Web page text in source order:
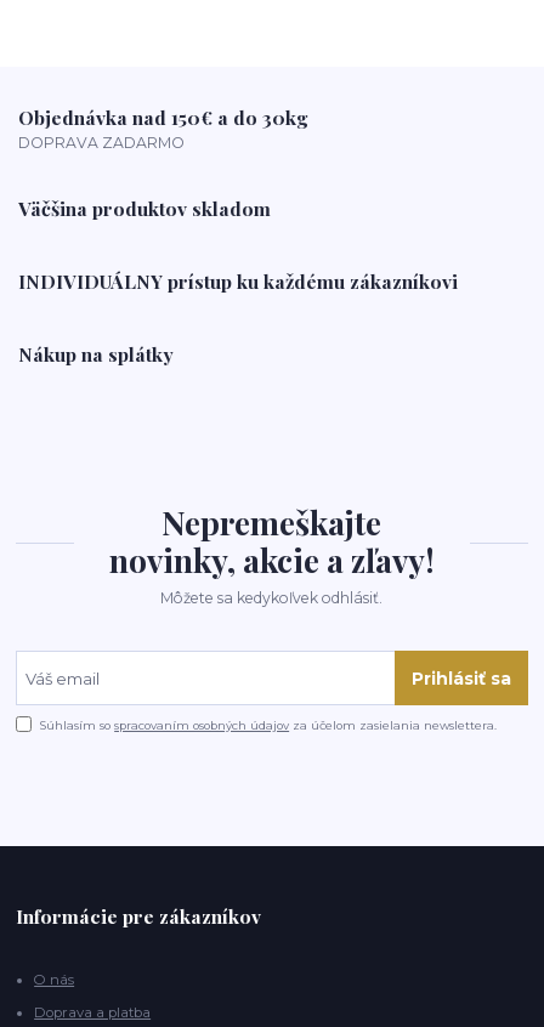
Objednávka nad 150€ a do 30kg
DOPRAVA ZADARMO
Väčšina produktov skladom
INDIVIDUÁLNY prístup ku každému zákazníkovi
Nákup na splátky
Nepremeškajte
novinky, akcie a zľavy!
Môžete sa kedykoľvek odhlásiť.
Prihlásiť sa
Súhlasím sospracovaním osobných údajov za účelom zasielania newslettera.
Informácie pre zákazníkov
O nás
Doprava a platba